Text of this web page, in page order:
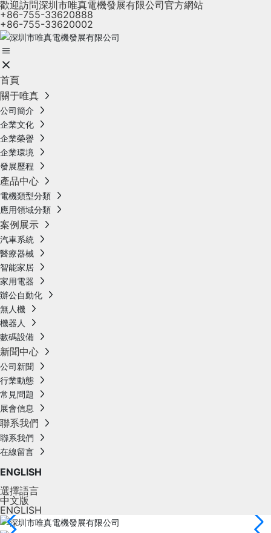
歡迎訪問深圳市唯真電機發展有限公司官方網站
+86-755-33620888
+86-755-33620002
首頁
關于唯真
公司簡介
企業文化
企業榮譽
企業環境
發展歷程
產品中心
電機類型分類
應用領域分類
案例展示
汽車系統
醫療器械
智能家居
家用電器
辦公自動化
無人機
機器人
數碼設備
新聞中心
公司新聞
行業動態
常見問題
展會信息
聯系我們
聯系我們
在線留言
ENGLISH
選擇語言
中文版
ENGLISH